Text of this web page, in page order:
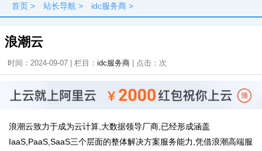
首页 > 站长导航 > idc服务商 >
浪潮云
时间：2024-09-07 | 栏目： idc服务商 | 点击： 次
浪潮云致力于成为云计算,大数据领导厂商,已经形成涵盖
IaaS,PaaS,SaaS三个层面的整体解决方案服务能力,凭借浪潮高端服